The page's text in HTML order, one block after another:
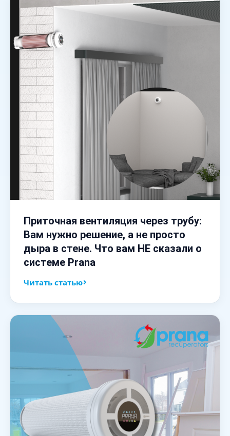
Приточная вентиляция через трубу:
Вам нужно решение, а не просто
дыра в стене. Что вам НЕ сказали о
системе Prana
Читать статью